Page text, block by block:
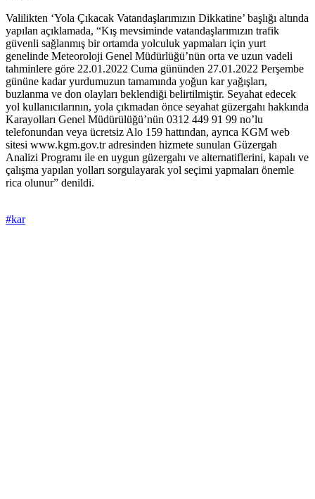
Valilikten ‘Yola Çıkacak Vatandaşlarımızın Dikkatine’ başlığı altında
yapılan açıklamada, “Kış mevsiminde vatandaşlarımızın trafik
güvenli sağlanmış bir ortamda yolculuk yapmaları için yurt
genelinde Meteoroloji Genel Müdürlüğü’nün orta ve uzun vadeli
tahminlere göre 22.01.2022 Cuma gününden 27.01.2022 Perşembe
gününe kadar yurdumuzun tamamında yoğun kar yağışları,
buzlanma ve don olayları beklendiği belirtilmiştir. Seyahat edecek
yol kullanıcılarının, yola çıkmadan önce seyahat güzergahı hakkında
Karayolları Genel Müdürülüğü’nün 0312 449 91 99 no’lu
telefonundan veya ücretsiz Alo 159 hattından, ayrıca KGM web
sitesi www.kgm.gov.tr adresinden hizmete sunulan Güzergah
Analizi Programı ile en uygun güzergahı ve alternatiflerini, kapalı ve
çalışma yapılan yolları sorgulayarak yol seçimi yapmaları önemle
rica olunur” denildi.
#kar